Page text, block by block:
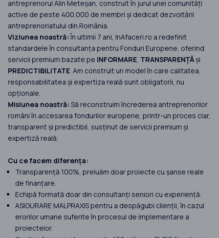
antreprenorul Alin Meteșan, construit în jurul unei comunități
active de peste 400.000 de membri și dedicat dezvoltării
antreprenoriatului din România.
Viziunea noastră:În ultimii 7 ani, InAfaceri.ro a redefinit
standardele în consultanța pentru Fonduri Europene, oferind
servicii premium bazate pe INFORMARE, TRANSPARENȚĂși
PREDICTIBILITATE. Am construit un model în care calitatea,
responsabilitatea și expertiza reală sunt obligatorii, nu
opționale.
Misiunea noastră: Să reconstruim încrederea antreprenorilor
români în accesarea fondurilor europene, printr-un proces clar,
transparent și predictibil, susținut de servicii premium și
expertiză reală.
Cu ce facem diferența:
Transparență 100%, preluăm doar proiecte cu șanse reale
de finanțare.
Echipă formată doar din consultanți seniori cu experiență.
ASIGURARE MALPRAXIS pentru a despăgubi clienții, în cazul
erorilor umane suferite în procesul de implementare a
proiectelor.